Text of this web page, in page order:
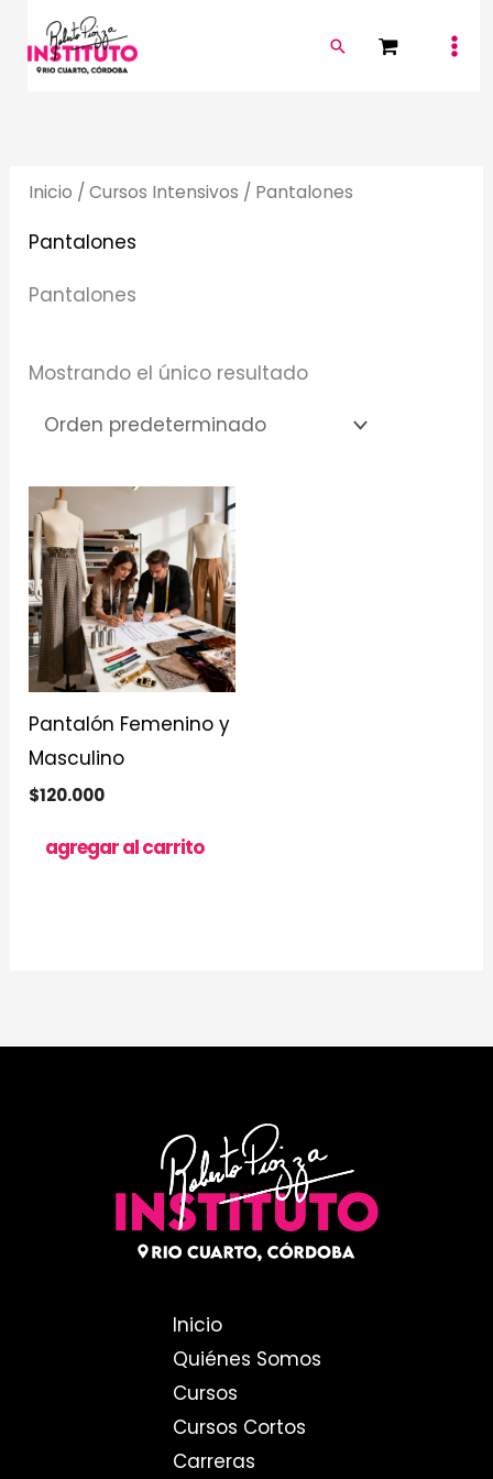
contenido
Buscar
Inicio /Cursos Intensivos / Pantalones
Pantalones
Pantalones
Mostrando el único resultado
Pantalón Femenino y
Masculino
$120.000
agregar al carrito
Inicio
Quiénes Somos
Cursos
Cursos Cortos
Carreras